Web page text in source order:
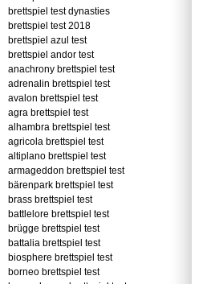
brettspiel test dynasties
brettspiel test 2018
brettspiel azul test
brettspiel andor test
anachrony brettspiel test
adrenalin brettspiel test
avalon brettspiel test
agra brettspiel test
alhambra brettspiel test
agricola brettspiel test
altiplano brettspiel test
armageddon brettspiel test
bärenpark brettspiel test
brass brettspiel test
battlelore brettspiel test
brügge brettspiel test
battalia brettspiel test
biosphere brettspiel test
borneo brettspiel test